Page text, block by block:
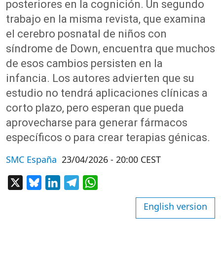
posteriores en la cognición. Un segundo
trabajo en la misma revista, que examina
el cerebro posnatal de niños con
síndrome de Down, encuentra que muchos
de esos cambios persisten en la
infancia. Los autores advierten que su
estudio no tendrá aplicaciones clínicas a
corto plazo, pero esperan que pueda
aprovecharse para generar fármacos
específicos o para crear terapias génicas.
SMC España 23/04/2026 - 20:00 CEST
BlueskyLinkedInTelegram
English version